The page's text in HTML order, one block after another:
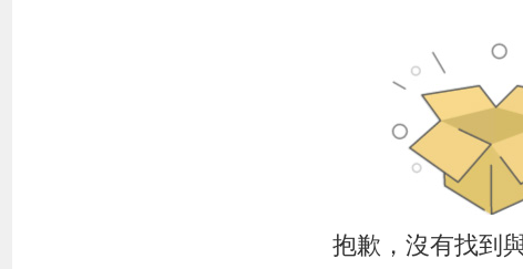
抱歉，沒有找到